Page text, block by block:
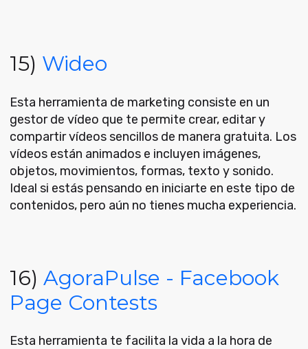
15) Wideo
Esta herramienta de marketing consiste en un
gestor de vídeo que te permite crear, editar y
compartir vídeos sencillos de manera gratuita. Los
vídeos están animados e incluyen imágenes,
objetos, movimientos, formas, texto y sonido.
Ideal si estás pensando en iniciarte en este tipo de
contenidos, pero aún no tienes mucha experiencia.
16) AgoraPulse - Facebook
Page Contests
Esta herramienta te facilita la vida a la hora de